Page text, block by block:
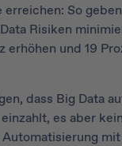
So
Risiken
erhöhen und 19
dass Big Data
es aber